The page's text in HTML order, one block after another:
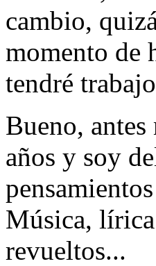
cambio,
momento de
tendré
Bueno,
años y soy
Música, lírica
revueltos...